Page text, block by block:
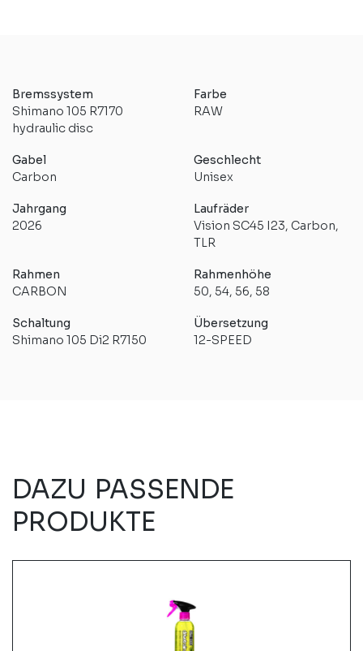
Bremssystem
Shimano 105 R7170
hydraulic disc
Farbe
RAW
Gabel
Carbon
Geschlecht
Unisex
Jahrgang
2026
Laufräder
Vision SC45 I23, Carbon,
TLR
Rahmen
CARBON
Rahmenhöhe
50, 54, 56, 58
Schaltung
Shimano 105 Di2 R7150
Übersetzung
12-SPEED
DAZU PASSENDE
PRODUKTE